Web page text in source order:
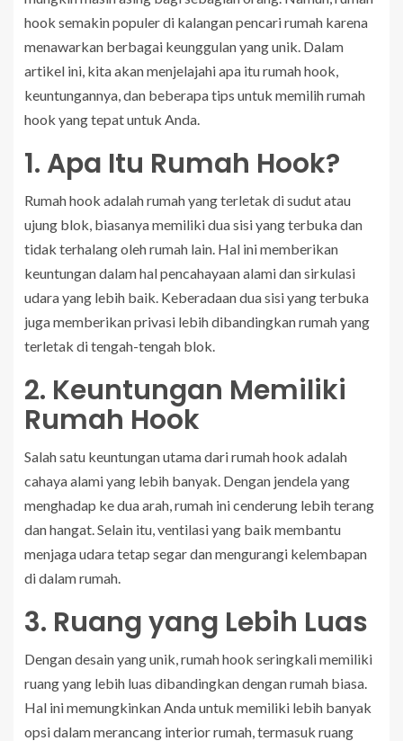
hook semakin populer di kalangan pencari rumah karena
menawarkan berbagai keunggulan yang unik. Dalam
artikel ini, kita akan menjelajahi apa itu rumah hook,
keuntungannya, dan beberapa tips untuk memilih rumah
hook yang tepat untuk Anda.
1. Apa Itu Rumah Hook?
Rumah hook adalah rumah yang terletak di sudut atau
ujung blok, biasanya memiliki dua sisi yang terbuka dan
tidak terhalang oleh rumah lain. Hal ini memberikan
keuntungan dalam hal pencahayaan alami dan sirkulasi
udara yang lebih baik. Keberadaan dua sisi yang terbuka
juga memberikan privasi lebih dibandingkan rumah yang
terletak di tengah-tengah blok.
2. Keuntungan Memiliki
Rumah Hook
Salah satu keuntungan utama dari rumah hook adalah
cahaya alami yang lebih banyak. Dengan jendela yang
menghadap ke dua arah, rumah ini cenderung lebih terang
dan hangat. Selain itu, ventilasi yang baik membantu
menjaga udara tetap segar dan mengurangi kelembapan
di dalam rumah.
3. Ruang yang Lebih Luas
Dengan desain yang unik, rumah hook seringkali memiliki
ruang yang lebih luas dibandingkan dengan rumah biasa.
Hal ini memungkinkan Anda untuk memiliki lebih banyak
opsi dalam merancang interior rumah, termasuk ruang